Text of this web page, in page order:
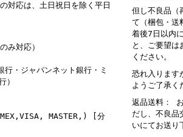
対応は、土日祝日を除く平日
み対応）
・ジャパンネット銀行・ミ
）
MASTER,) [分
但し不良品（
て（梱包・送
着後7日以内
と、ご要望
ください。
恐れ入ります
ようご了承く
返品送料：
だし、不良品
いにてお送り